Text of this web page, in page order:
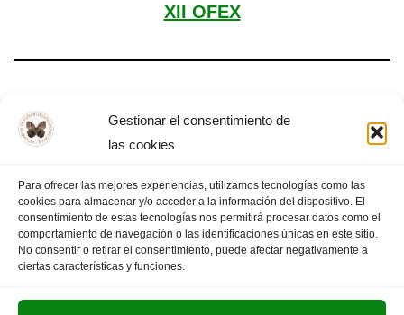
Gestionar el consentimiento de
las cookies
Para ofrecer las mejores experiencias, utilizamos tecnologías como las
cookies para almacenar y/o acceder a la información del dispositivo. El
consentimiento de estas tecnologías nos permitirá procesar datos como el
comportamiento de navegación o las identificaciones únicas en este sitio.
No consentir o retirar el consentimiento, puede afectar negativamente a
ciertas características y funciones.
XII OFEX
XII Olimpiada Filosófica de Extremadura
« PÁGINA
ANTERIOR
1 2 3 4 …
13
PÁGINA
SIGUIENTE »